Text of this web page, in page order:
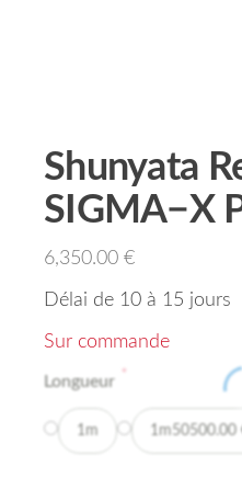
Shunyata
SIGMA−X
6,350.00 €
Délai de 10 à 15 jours
Sur commande
Longueur *
1m 1m50500.00